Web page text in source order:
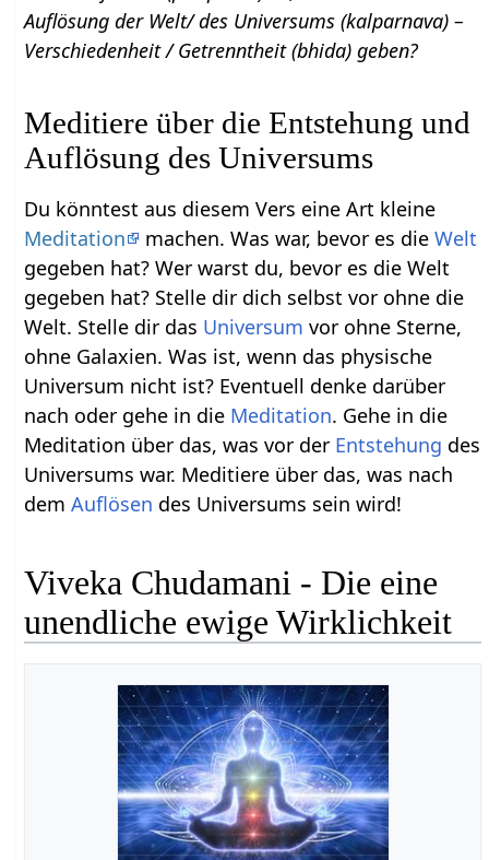
Auflösung der Welt/ des Universums (kalparnava) –
Verschiedenheit / Getrenntheit (bhida) geben?
Meditiere über die Entstehung und
Auflösung des Universums
Du könntest aus diesem Vers eine Art kleine
Meditation
machen. Was war, bevor es dieWelt
gegeben hat? Wer warst du, bevor es die Welt
gegeben hat? Stelle dir dich selbst vor ohne die
Welt. Stelle dir das Universum vor ohne Sterne,
ohne Galaxien. Was ist, wenn das physische
Universum nicht ist? Eventuell denke darüber
nach oder gehe in die Meditation. Gehe in die
Meditation über das, was vor der Entstehung des
Universums war. Meditiere über das, was nach
demAuflösen des Universums sein wird!
Viveka Chudamani - Die eine
unendliche ewige Wirklichkeit